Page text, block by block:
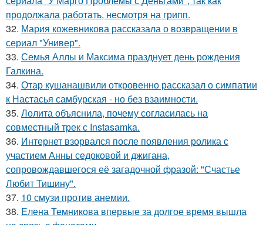
продолжала работать, несмотря на грипп.
32. Мария кожевникова рассказала о возвращении в
сериал "Универ".
33. Семья Аллы и Максима празднует день рождения
Галкина.
34. Отар кушанашвили откровенно рассказал о симпатии
к Настасья самбурская - но без взаимности.
35. Лолита объяснила, почему согласилась на
совместный трек с Instasamka.
36. Интернет взорвался после появления ролика с
участием Анны седоковой и джигана,
сопровождавшегося её загадочной фразой: "Счастье
Любит Тишину".
37. 10 смузи против анемии.
38. Елена Темникова впервые за долгое время вышла